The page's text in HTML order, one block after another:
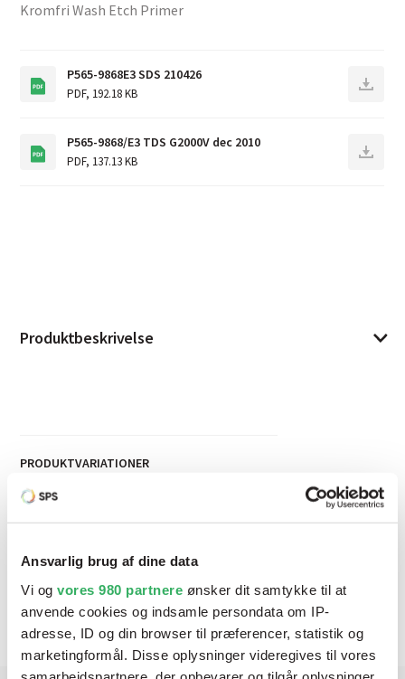
Ansvarlig brug af dine data
Vi og vores 980 partnere ønsker dit samtykke til at
anvende cookies og indsamle persondata om IP-
adresse, ID og din browser til præferencer, statistik og
marketingformål. Disse oplysninger videregives til vores
Kromfri Wash Etch Primer
P565-9868E3 SDS 210426
PDF, 192.18 KB
P565-9868/E3 TDS G2000V dec 2010
PDF, 137.13 KB
Produktbeskrivelse
PRODUKTVARIATIONER
Kromatfri Etch Primer
P565-